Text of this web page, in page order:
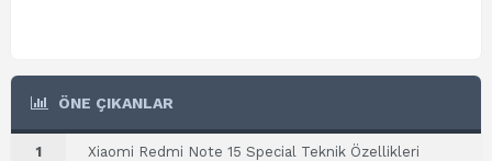
ÖNE ÇIKANLAR
1 Xiaomi Redmi Note 15 Special Teknik Özellikleri